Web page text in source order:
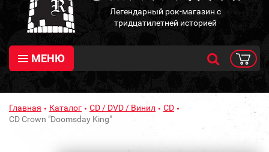
Легендарный рок-магазин с
тридцатилетней историей
МЕНЮ
Главная Каталог CD / DVD / Винил
CD
CD Crown "Doomsday King"